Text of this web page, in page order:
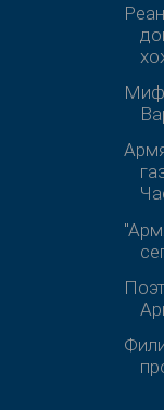
Миф